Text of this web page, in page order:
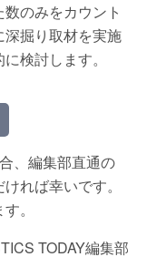
のみをカウント
深掘り取材を実施
検討します。
、編集部直通の
れば幸いです。
。
TODAY編集部